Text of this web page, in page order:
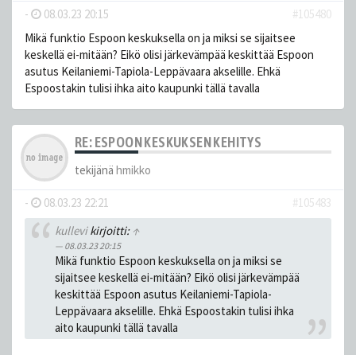
- 08.03.23 20:15
#105480
Mikä funktio Espoon keskuksella on ja miksi se sijaitsee
keskellä ei-mitään? Eikö olisi järkevämpää keskittää Espoon
asutus Keilaniemi-Tapiola-Leppävaara akselille. Ehkä
Espoostakin tulisi ihka aito kaupunki tällä tavalla
RE: ESPOON KESKUKSEN KEHITYS
tekijänä hmikko
- 08.03.23 22:21
#105483
kullevikirjoitti: ↑
08.03.23 20:15
Mikä funktio Espoon keskuksella on ja miksi se
sijaitsee keskellä ei-mitään? Eikö olisi järkevämpää
keskittää Espoon asutus Keilaniemi-Tapiola-
Leppävaara akselille. Ehkä Espoostakin tulisi ihka
aito kaupunki tällä tavalla